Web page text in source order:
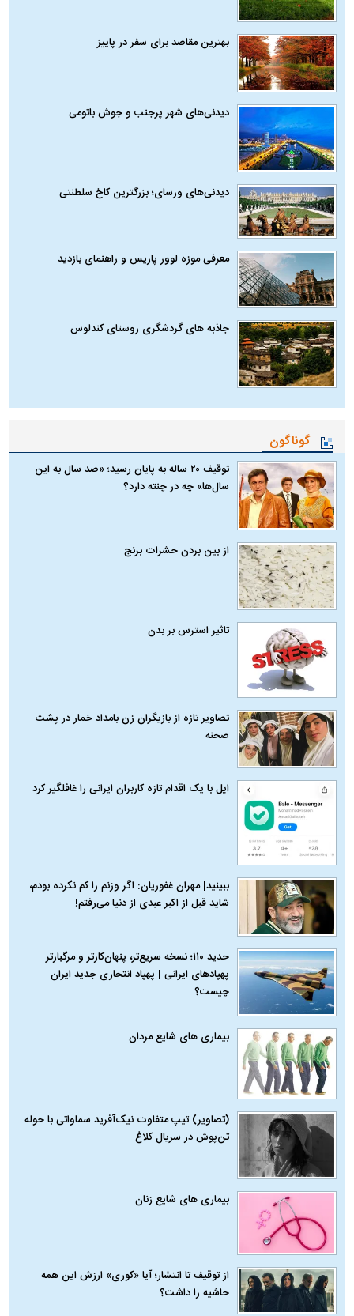
بهترین مقاصد برای سفر در پاییز
دیدنی‌های شهر پرجنب و جوش باتومی
دیدنی‌های ورسای؛ بزرگترین کاخ سلطنتی
معرفی موزه لوور پاریس و راهنمای بازدید
جاذبه های گردشگری روستای کندلوس
گوناگون
توقیف ۲۰ ساله به پایان رسید؛ «صد سال به این
سال‌ها» چه در چنته دارد؟
از بین بردن حشرات برنج
تاثیر استرس بر بدن
تصاویر تازه از بازیگران زن بامداد خمار در پشت
صحنه
اپل با یک اقدام تازه کاربران ایرانی را غافلگیر کرد
ببینید| مهران غفوریان: اگر وزنم را کم نکرده بودم،
شاید قبل از اکبر عبدی از دنیا می‌رفتم!
حدید ۱۱۰؛ نسخه سریع‌تر، پنهان‌کارتر و مرگبارتر
پهپادهای ایرانی | پهپاد انتحاری جدید ایران
چیست؟
بیماری‌ های شایع مردان
(تصاویر) تیپ متفاوت نیک‌آفرید سماواتی با حوله
تن‌پوش در سریال کلاغ
بیماری‌ های شایع زنان
از توقیف تا انتشار؛ آیا «کوری» ارزش این همه
حاشیه را داشت؟